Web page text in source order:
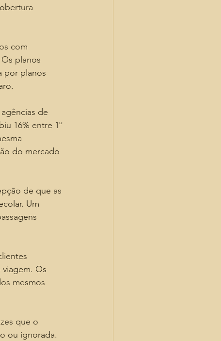
com
planos
por planos
de
16% entre 1º
do mercado
de que as
Um
Os
mesmos
que o
ou ignorada.